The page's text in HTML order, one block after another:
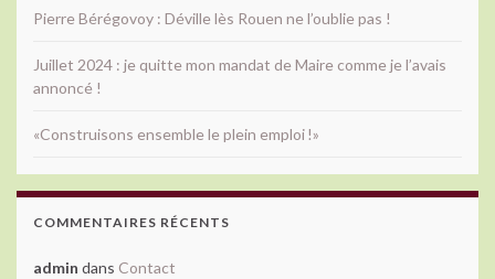
Pierre Bérégovoy : Déville lès Rouen ne l’oublie pas !
Juillet 2024 : je quitte mon mandat de Maire comme je l’avais
annoncé !
«Construisons ensemble le plein emploi !»
COMMENTAIRES RÉCENTS
admin dans Contact